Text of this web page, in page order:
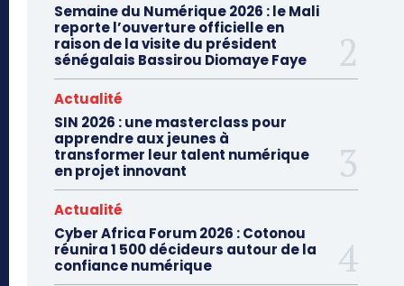
Semaine du Numérique 2026 : le Mali
reporte l’ouverture officielle en
raison de la visite du président
sénégalais Bassirou Diomaye Faye
Actualité
SIN 2026 : une masterclass pour
apprendre aux jeunes à
transformer leur talent numérique
en projet innovant
Actualité
Cyber Africa Forum 2026 : Cotonou
réunira 1 500 décideurs autour de la
confiance numérique